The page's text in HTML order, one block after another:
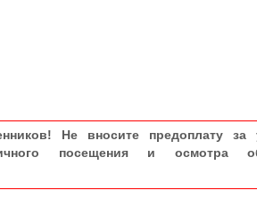
Не вносите предоплату за
посещения и осмотра